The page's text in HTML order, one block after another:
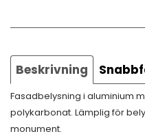
Beskrivning
Fasadbelysning i aluminium
polykarbonat. Lämplig för
monument.